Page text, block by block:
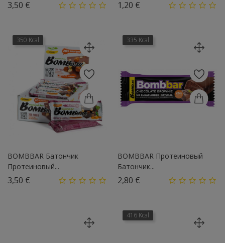
3,50 € 1,20 €
350 Kcal
BOMBBAR Батончик
Протеиновый...
3,50 €
335 Kcal
BOMBBAR Протеиновый
Батончик...
2,80 €
416 Kcal